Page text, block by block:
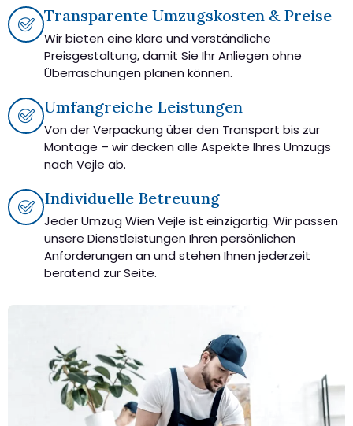
Transparente Umzugskosten & Preise
Wir bieten eine klare und verständliche
Preisgestaltung, damit Sie Ihr Anliegen ohne
Überraschungen planen können.
Umfangreiche Leistungen
Von der Verpackung über den Transport bis zur
Montage – wir decken alle Aspekte Ihres Umzugs
nach Vejle ab.
Individuelle Betreuung
Jeder Umzug Wien Vejle ist einzigartig. Wir passen
unsere Dienstleistungen Ihren persönlichen
Anforderungen an und stehen Ihnen jederzeit
beratend zur Seite.